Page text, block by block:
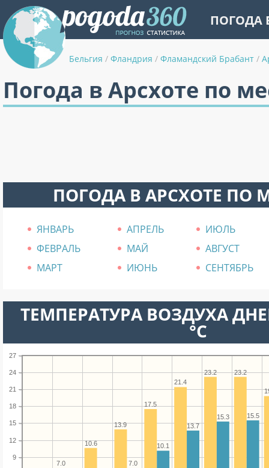
ПОГОДА
Бельгия / Фландрия / Фламандский Брабант /
Погода в Арсхоте по
ПОГОДА В АРСХОТЕ ПО
ЯНВАРЬ АПРЕЛЬ
ИЮЛЬ
ФЕВРАЛЬ
МАЙ
АВГУСТ
МАРТ
ИЮНЬ СЕНТЯБРЬ
ТЕМПЕРАТУРА ВОЗДУХА
°C
9
12
15
18
21
24
27
23.2
23.2
21.4
17.5
13.9
10.6
7.0
15.5
15.3
13.7
10.1
7.0